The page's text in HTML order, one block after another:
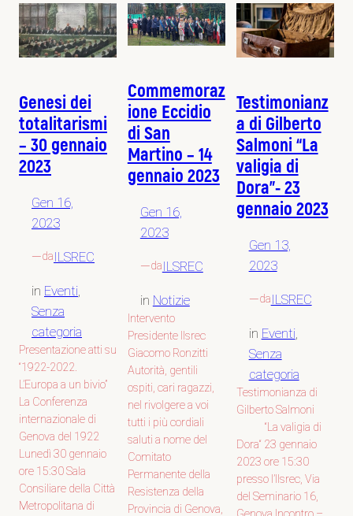
Genesi dei
totalitarismi
– 30 gennaio
2023
Gen 16,
2023
—daILSREC
in Eventi
Senza
categoria
Presentazione atti su
“1922-2022.
L’Europa a un bivio”
La Conferenza
internazionale di
Genova del 1922
Lunedì 30 gennaio
ore 15:30 Sala
Consiliare della Città
Metropolitana di
Commemoraz
ione Eccidio
di San
Martino – 14
gennaio 2023
Gen 16,
2023
—daILSREC
in Notizie
Intervento
Presidente Ilsrec
Giacomo Ronzitti
Autorità, gentili
ospiti, cari ragazzi,
nel rivolgere a voi
tutti i più cordiali
saluti a nome del
Comitato
Permanente della
Resistenza della
Provincia di Genova,
Testimonianz
a di Gilberto
Salmoni “La
valigia di
Dora”- 23
gennaio 2023
Gen 13,
2023
—daILSREC
in Eventi
Senza
categoria
Testimonianza di
Gilberto Salmoni
“La valigia di
Dora“ 23 gennaio
2023 ore 15:30
presso l’Ilsrec, Via
del Seminario 16,